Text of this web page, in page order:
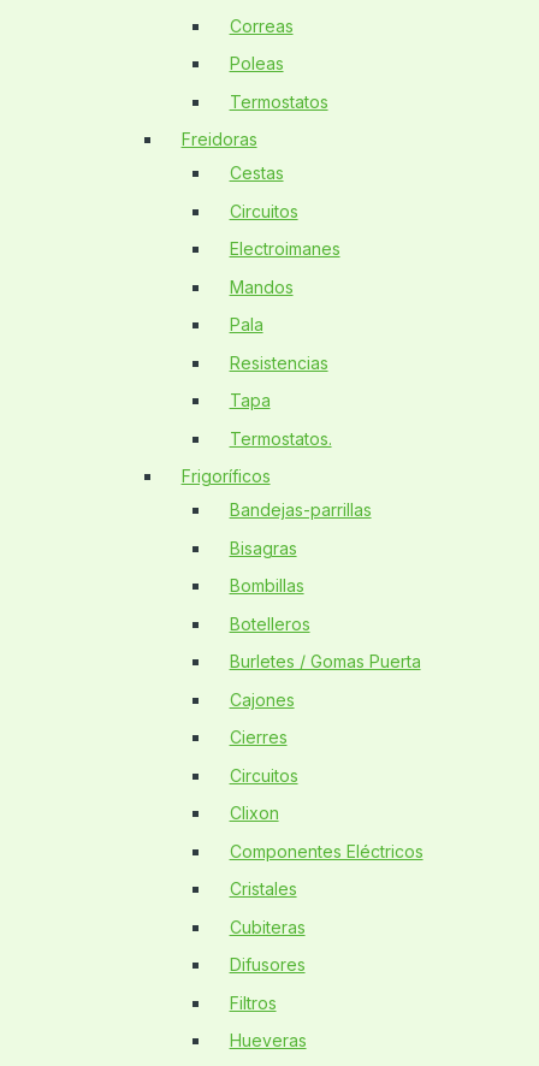
Correas
Poleas
Termostatos
Freidoras
Cestas
Circuitos
Electroimanes
Mandos
Pala
Resistencias
Tapa
Termostatos.
Frigoríficos
Bandejas-parrillas
Bisagras
Bombillas
Botelleros
Burletes / Gomas Puerta
Cajones
Cierres
Circuitos
Clixon
Componentes Eléctricos
Cristales
Cubiteras
Difusores
Filtros
Hueveras